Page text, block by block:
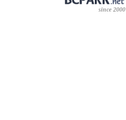
since 2000